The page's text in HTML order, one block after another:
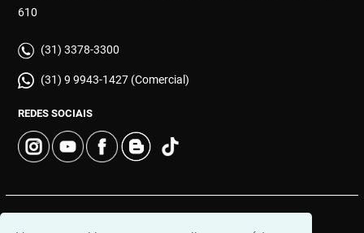
610
(31) 3378-3300
(31) 9 9943-1427 (Comercial)
REDES SOCIAIS